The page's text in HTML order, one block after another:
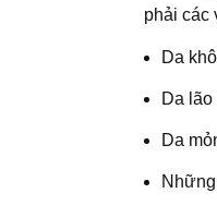
phải các
Da
Da
Da